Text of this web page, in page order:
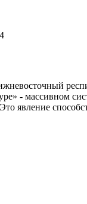
- массивном
явление